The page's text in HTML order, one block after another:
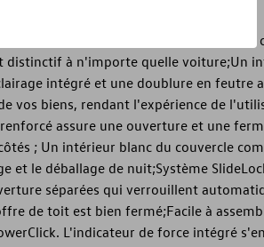
sportif avec une intégration sans faille du
distinctif à n'importe quelle voiture;Un
intégré et une doublure en feutre
vos biens, rendant l'expérience de
assure une ouverture et une
; Un intérieur blanc du couvercle
et le déballage de nuit;Système
séparées qui verrouillent
de toit est bien fermé;Facile à
L'indicateur de force intégré